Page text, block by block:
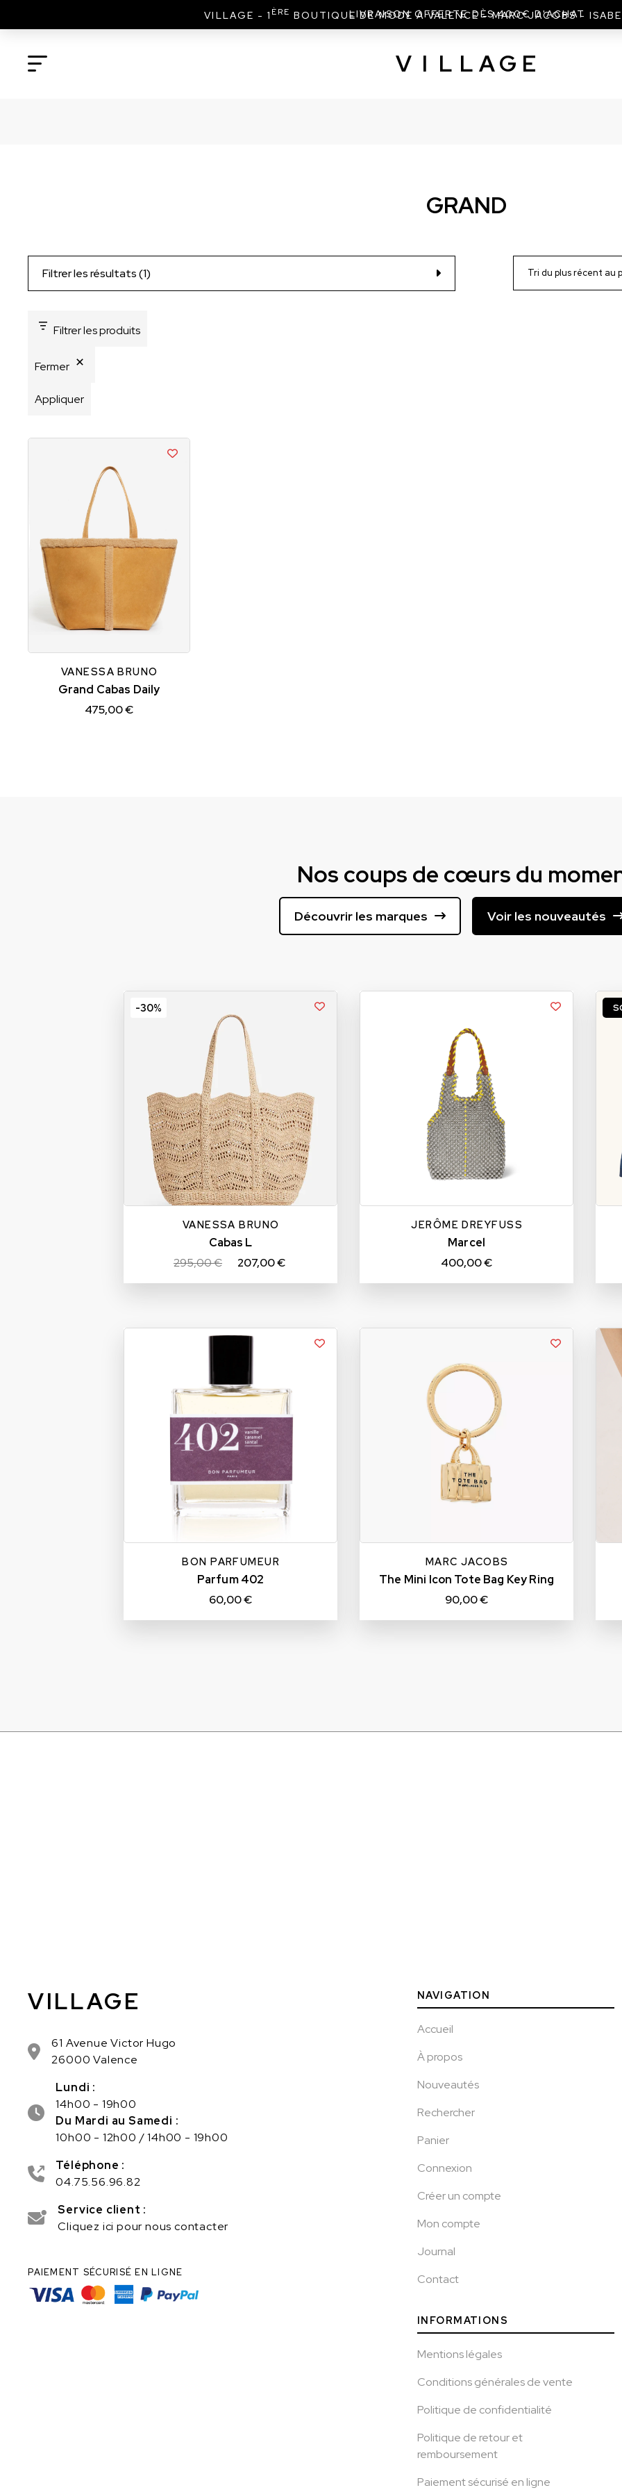
VILLAGE - 1 ÈRE BOUTIQUE DE MODE À VALENCE - MARC JACOBS -
LIVRAISON OFFERTE DÈS 400€ D'ACHAT
V I L L AG E
GRAND
Filtrer les résultats (1)
Filtrer les produits
Fermer
Appliquer
VANESSA BRUNO
Grand Cabas Daily
475,00 €
Nos coups de cœurs du
Découvrir les marques Voir les nouveautés
VANESSA BRUNO
Cabas L
295,00 €
207,00 €
-30%
JERÔME DREYFUSS
Marcel
400,00 €
BON PARFUMEUR
Parfum 402
60,00 €
MARC JACOBS
The Mini Icon Tote Bag Key Ring
90,00 €
VILLAGE
61 Avenue Victor Hugo
26000 Valence
Lundi :
14h00 - 19h00
Du Mardi au Samedi :
10h00 - 12h00 / 14h00 - 19h00
Téléphone :
04.75.56.96.82
Service client :
Cliquez ici pour nous contacter
PAIEMENT SÉCURISÉ EN LIGNE
NAVIGATION
Accueil
À propos
Nouveautés
Rechercher
Panier
Connexion
Créer un compte
Mon compte
Journal
Contact
INFORMATIONS
Mentions légales
Conditions générales de vente
Politique de confidentialité
Politique de retour et
remboursement
Paiement sécurisé en ligne